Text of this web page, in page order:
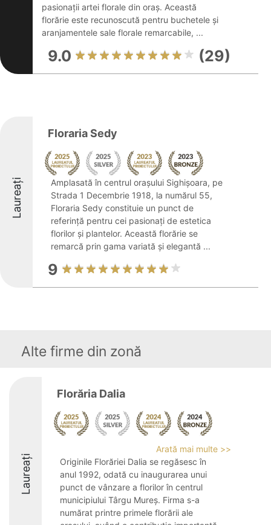
pasionații artei florale din oraș. Această
florărie este recunoscută pentru buchetele și
aranjamentele sale florale remarcabile, ...
9.0 (29)
Laureați
Floraria Sedy
Amplasată în centrul orașului Sighișoara, pe
Strada 1 Decembrie 1918, la numărul 55,
Floraria Sedy constituie un punct de
referință pentru cei pasionați de estetica
florilor și plantelor. Această florărie se
remarcă prin gama variată și elegantă ...
9
Alte firme din zonă
Laureați
Florăria Dalia
Arată mai multe >>
Originile Florăriei Dalia se regăsesc în
anul 1992, odată cu inaugurarea unui
punct de vânzare a florilor în centrul
municipiului Târgu Mureș. Firma s-a
numărat printre primele florării ale